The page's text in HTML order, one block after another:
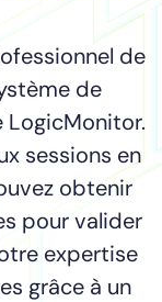
de
de
sessions en
obtenir
pour valider
expertise
grâce à un